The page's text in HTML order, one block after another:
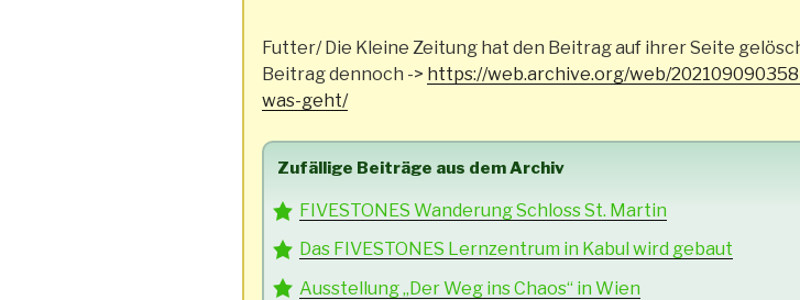
Futter/ Die Kleine Zeitung hat den Beitrag auf ihrer Seite
Beitrag dennoch -> https://web.archive.org/web/
was-geht/
Zufällige Beiträge aus dem Archiv
FIVESTONES Wanderung Schloss St. Martin
Das FIVESTONES Lernzentrum in Kabul wird gebaut
Ausstellung „Der Weg ins Chaos“ in Wien